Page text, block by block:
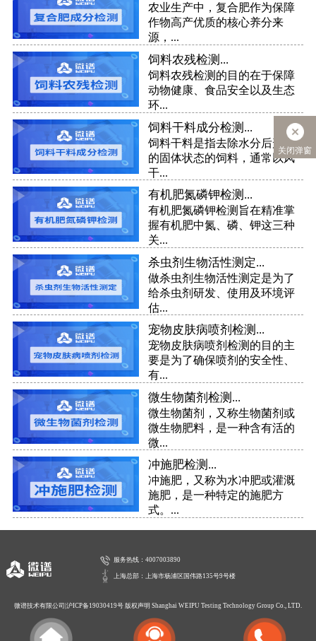
农业生产中，复合肥作为保障
作物高产优质的核心养分来
源，...
饲料农残检测...
饲料农残检测的目的在于保障
动物健康、食品安全以及生态
环...
饲料干料成分检测...
饲料干料是指去除水分后形成
的固体状态的饲料，通常以风
干...
有机肥氮磷钾检测...
有机肥氮磷钾检测旨在精准掌
握有机肥中氮、磷、钾这三种
关...
杀虫剂生物活性测定...
做杀虫剂生物活性测定是为了
给杀虫剂研发、使用及环境评
估...
宠物皮肤病喷剂检测...
宠物皮肤病喷剂检测的目的主
要是为了确保喷剂的安全性、
有...
微生物菌剂检测...
微生物菌剂，又称生物菌剂或
微生物肥料，是一种含有活的
微...
冲施肥检测...
冲施肥，又称为水冲肥或灌溉
施肥，是一种特定的施肥方
式。...
关闭弹窗
服务热线：4007003890
上海总部：上海市杨浦区国伟路135号9号楼
微谱技术有限公司| 沪ICP备19030419号版权声明 Shanghai WEIPU Testing Technology Group Co., LTD.